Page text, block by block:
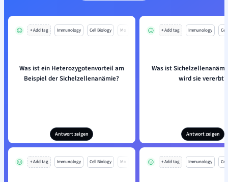
+ Add tag Immunology Cell Biology Mo
Was ist ein Heterozygotenvorteil am
Beispiel der Sichelzellenanämie?
Antwort zeigen
+ Add tag Immunology
Was ist
wird sie vererbt?
Antwort zeigen
+ Add tag Immunology Cell Biology Mo + Add tag Immunology